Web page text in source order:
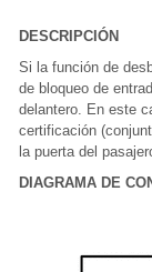
DESCRIPCIÓN
Si la función de
de bloqueo de
delantero. En este
certificación
la puerta del
DIAGRAMA DE